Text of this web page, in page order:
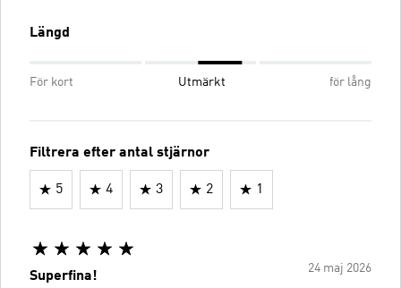
Längd
För kort Utmärkt för lång
Filtrera efter antal stjärnor
5 4 3 2 1
24 maj 2026
Superfina!